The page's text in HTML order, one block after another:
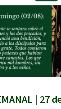
| 27